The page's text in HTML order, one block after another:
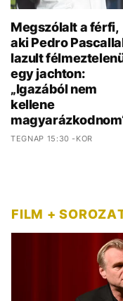
Megszólalt a férfi,
aki Pedro
lazult
egy jachton:
„Igazából nem
kellene
TEGNAP 15:30 -KOR
FILM +